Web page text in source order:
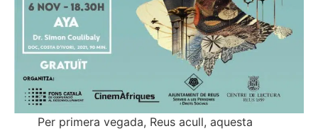
Per primera vegada, Reus acull, aquesta